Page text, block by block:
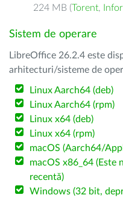
224 MB (Torent,
Sistem de operare
LibreOffice 26.2.4 este
arhitecturi/sisteme de
Linux Aarch64 (deb)
Linux Aarch64 (rpm)
Linux x64 (deb)
Linux x64 (rpm)
macOS (Aarch64/
macOS x86_64 (Este
recentă)
Windows (32 bit,